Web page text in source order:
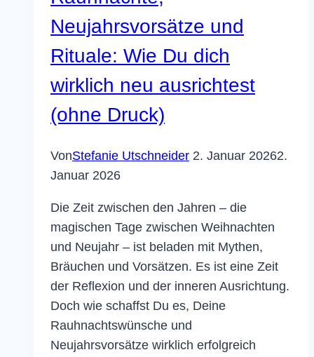
Neujahrsvorsätze und
Rituale: Wie Du dich
wirklich neu ausrichtest
(ohne Druck)
VonStefanie Utschneider 2. Januar 20262.
Januar 2026
Die Zeit zwischen den Jahren – die
magischen Tage zwischen Weihnachten
und Neujahr – ist beladen mit Mythen,
Bräuchen und Vorsätzen. Es ist eine Zeit
der Reflexion und der inneren Ausrichtung.
Doch wie schaffst Du es, Deine
Rauhnachtswünsche und
Neujahrsvorsätze wirklich erfolgreich